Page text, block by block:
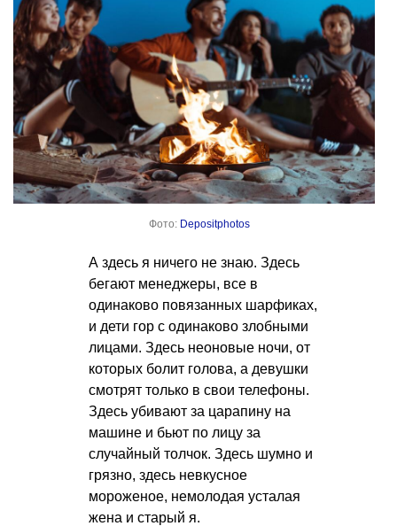
Фото: Depositphotos
А здесь я ничего не знаю. Здесь
бегают менеджеры, все в
одинаково повязанных шарфиках,
и дети гор с одинаково злобными
лицами. Здесь неоновые ночи, от
которых болит голова, а девушки
смотрят только в свои телефоны.
Здесь убивают за царапину на
машине и бьют по лицу за
случайный толчок. Здесь шумно и
грязно, здесь невкусное
мороженое, немолодая усталая
жена и старый я.